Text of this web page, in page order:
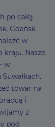
po całej
Gdańsk
w
kraju. Nasze
w
towar na
i
z
pod